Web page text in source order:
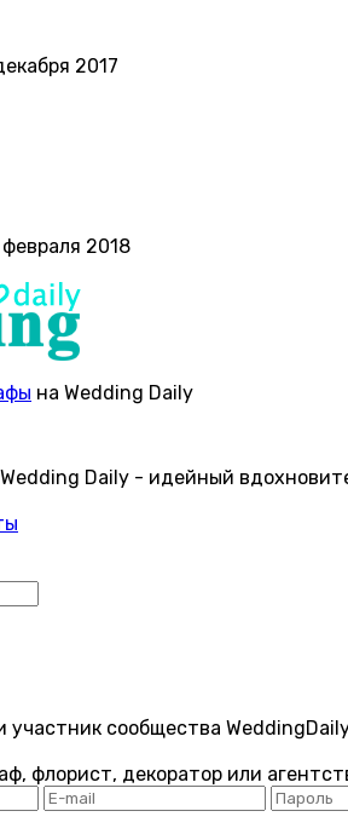
2017
2018
на Wedding Daily
Wedding Daily - идейный
участник сообщества
флорист, декоратор или